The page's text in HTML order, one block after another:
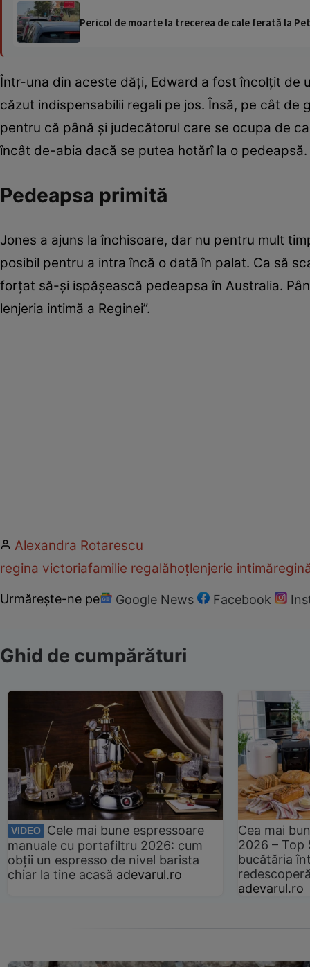
Pericol de moarte la trecerea de cale ferată la
Într-una din aceste dăți, Edward a fost încolțit de
căzut indispensabilii regali pe jos. Însă, pe cât
pentru că până și judecătorul care se ocupa de
încât de-abia dacă se putea hotărî la o pedeapsă.
Pedeapsa primită
Jones a ajuns la închisoare, dar nu pentru mult
posibil pentru a intra încă o dată în palat. Ca să
forțat să-și ispășească pedeapsa în Australia.
lenjeria intimă a Reginei”.
Alexandra Rotarescu
regina victoriafamilie regalăhoțlenjerie intimă
Urmărește-ne pe Google News Facebook
Ghid de cumpărături
VIDEO
Cele mai bune espressoare
manuale cu portafiltru 2026: cum
obții un espresso de nivel barista
chiar la tine acasă adevarul.ro
Cea mai
2026 –
bucătăria
adevarul.ro